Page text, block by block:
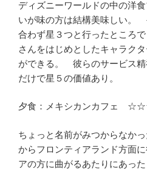
ディズニーワールドの中の洋
いが味の方は結構美味しい。
合わず星３つと行ったところ
さんをはじめとしたキャラク
ができる。 彼らのサービス
だけで星５の価値あり。
夕食：メキシカンカフェ
ちょっと名前がみつからなか
からフロンティアランド方面
アの方に曲がるあたりにあっ